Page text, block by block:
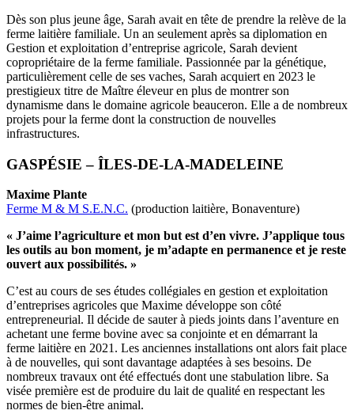
Dès son plus jeune âge, Sarah avait en tête de prendre la relève de la
ferme laitière familiale. Un an seulement après sa diplomation en
Gestion et exploitation d’entreprise agricole, Sarah devient
copropriétaire de la ferme familiale. Passionnée par la génétique,
particulièrement celle de ses vaches, Sarah acquiert en 2023 le
prestigieux titre de Maître éleveur en plus de montrer son
dynamisme dans le domaine agricole beauceron. Elle a de nombreux
projets pour la ferme dont la construction de nouvelles
infrastructures.
GASPÉSIE – ÎLES-DE-LA-MADELEINE
Maxime Plante
Ferme M & M S.E.N.C. (production laitière, Bonaventure)
« J’aime l’agriculture et mon but est d’en vivre. J’applique tous
les outils au bon moment, je m’adapte en permanence et je reste
ouvert aux possibilités. »
C’est au cours de ses études collégiales en gestion et exploitation
d’entreprises agricoles que Maxime développe son côté
entrepreneurial. Il décide de sauter à pieds joints dans l’aventure en
achetant une ferme bovine avec sa conjointe et en démarrant la
ferme laitière en 2021. Les anciennes installations ont alors fait place
à de nouvelles, qui sont davantage adaptées à ses besoins. De
nombreux travaux ont été effectués dont une stabulation libre. Sa
visée première est de produire du lait de qualité en respectant les
normes de bien-être animal.